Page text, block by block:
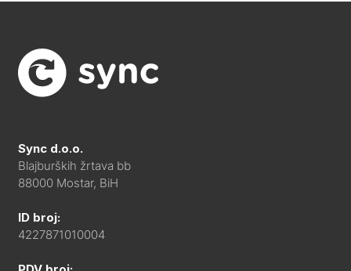
Sync d.o.o.
Blajburških žrtava bb
88000 Mostar, BiH
ID broj:
4227871010004